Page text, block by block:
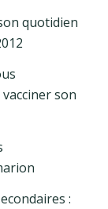
quotidien
son
: